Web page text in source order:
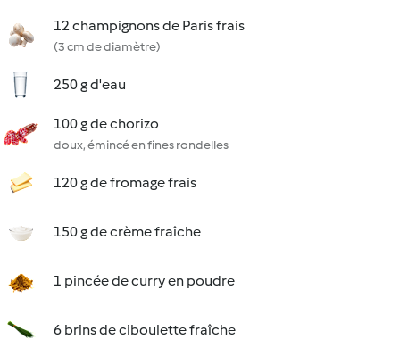
12 champignons de Paris frais
(3 cm de diamètre)
250 g d'eau
100 g de chorizo
doux, émincé en fines rondelles
120 g de fromage frais
150 g de crème fraîche
1 pincée de curry en poudre
6 brins de ciboulette fraîche